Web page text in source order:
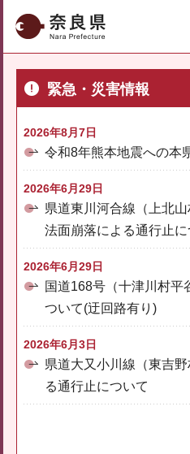
奈良県
緊急・災害情報
2026年8月7日
令和8年熊本地震への本
2026年6月29日
県道東川河合線（上北
法面崩落による通行止に
2026年6月29日
国道168号（十津川村平
ついて(迂回路有り)
2026年6月3日
県道大又小川線（東吉
る通行止について